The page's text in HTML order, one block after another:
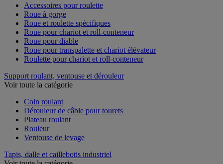
Accessoires pour roulette
Roue à gorge
Roue et roulette spécifiques
Roue pour chariot et roll-conteneur
Roue pour diable
Roue pour transpalette et chariot élévateur
Roulette pour chariot et roll-conteneur
Support roulant, ventouse et dérouleur
Voir toute la catégorie
Coin roulant
Dérouleur de câble pour tourets
Plateau roulant
Rouleur
Ventouse de levage
Tapis, dalle et caillebotis industriel